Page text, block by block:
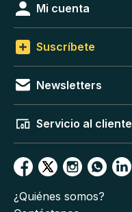
Mi cuenta
Suscríbete
Newsletters
Servicio al cliente
¿Quiénes somos?